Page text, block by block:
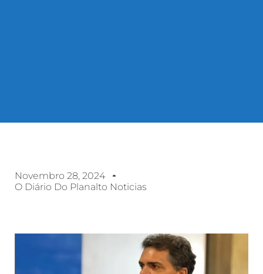
Novembro 28, 2024
O Diário Do Planalto Noticias